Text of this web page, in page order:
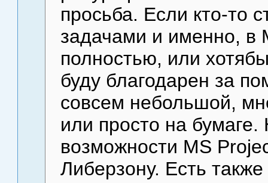
просьба. Если кто-то
задачами и именно, в
полностью, или
буду благодарен за
совсем небольшой,
или просто на бумаге.
возможности MS
Либерзону. Есть